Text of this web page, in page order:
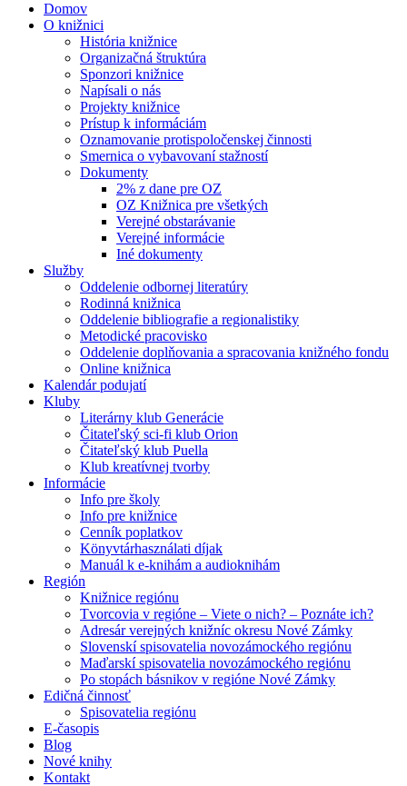
Domov
O knižnici
História knižnice
Organizačná štruktúra
Sponzori knižnice
Napísali o nás
Projekty knižnice
Prístup k informáciám
Oznamovanie protispoločenskej činnosti
Smernica o vybavovaní stažností
Dokumenty
2% z dane pre OZ
OZ Knižnica pre všetkých
Verejné obstarávanie
Verejné informácie
Iné dokumenty
Služby
Oddelenie odbornej literatúry
Rodinná knižnica
Oddelenie bibliografie a regionalistiky
Metodické pracovisko
Oddelenie doplňovania a spracovania knižného fondu
Online knižnica
Kalendár podujatí
Kluby
Literárny klub Generácie
Čitateľský sci-fi klub Orion
Čitateľský klub Puella
Klub kreatívnej tvorby
Informácie
Info pre školy
Info pre knižnice
Cenník poplatkov
Könyvtárhasználati díjak
Manuál k e-knihám a audioknihám
Región
Knižnice regiónu
Tvorcovia v regióne – Viete o nich? – Poznáte ich?
Adresár verejných knižníc okresu Nové Zámky
Slovenskí spisovatelia novozámockého regiónu
Maďarskí spisovatelia novozámockého regiónu
Po stopách básnikov v regióne Nové Zámky
Edičná činnosť
Spisovatelia regiónu
E-časopis
Blog
Nové knihy
Kontakt